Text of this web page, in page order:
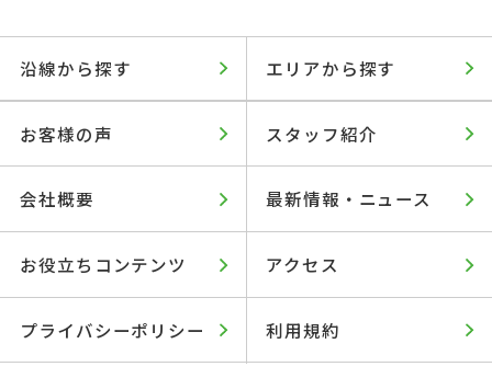
沿線から探す エリアから探す
お客様の声 スタッフ紹介
会社概要 最新情報・ニュース
お役立ちコンテンツ アクセス
プライバシーポリシー 利用規約